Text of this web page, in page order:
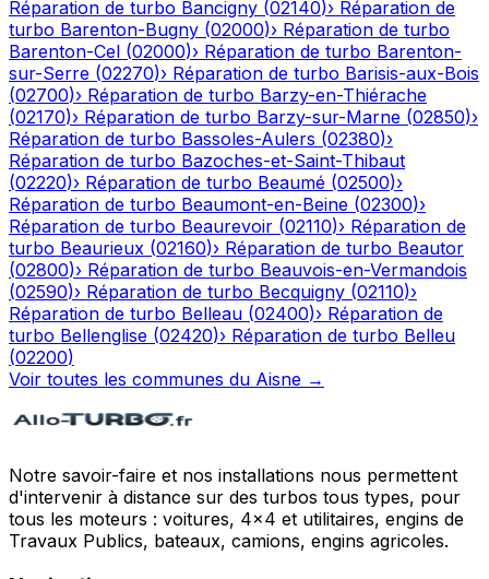
Réparation de turbo Bancigny (02140)› Réparation de
turbo Barenton-Bugny (02000)› Réparation de turbo
Barenton-Cel (02000)› Réparation de turbo Barenton-
sur-Serre (02270)› Réparation de turbo Barisis-aux-Bois
(02700)› Réparation de turbo Barzy-en-Thiérache
(02170)› Réparation de turbo Barzy-sur-Marne (02850)›
Réparation de turbo Bassoles-Aulers (02380)›
Réparation de turbo Bazoches-et-Saint-Thibaut
(02220)› Réparation de turbo Beaumé (02500)›
Réparation de turbo Beaumont-en-Beine (02300)›
Réparation de turbo Beaurevoir (02110)› Réparation de
turbo Beaurieux (02160)› Réparation de turbo Beautor
(02800)› Réparation de turbo Beauvois-en-Vermandois
(02590)› Réparation de turbo Becquigny (02110)›
Réparation de turbo Belleau (02400)› Réparation de
turbo Bellenglise (02420)› Réparation de turbo Belleu
(02200)
Voir toutes les communes du Aisne →
Notre savoir-faire et nos installations nous permettent
d'intervenir à distance sur des turbos tous types, pour
tous les moteurs : voitures, 4x4 et utilitaires, engins de
Travaux Publics, bateaux, camions, engins agricoles.